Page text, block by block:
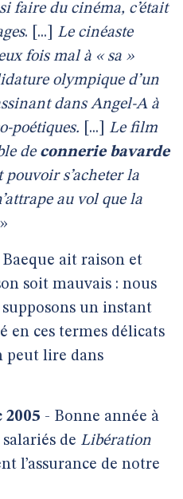
faire du cinéma, c’était
. [...] Le cinéaste
fois mal à « sa »
olympique d’un
dans Angel-A à
poétiques. [...] Le film
de connerie bavarde
pouvoir s’acheter la
au vol que la
ait raison et
soit mauvais : nous
supposons un instant
en ces termes délicats
peut lire dans
- Bonne année à
de Libération
l’assurance de notre